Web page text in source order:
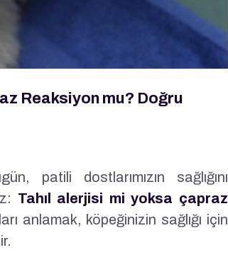
Reaksiyon mu? Doğru
patili dostlarımızın sağlığını
Tahıl alerjisi mi yoksa çapraz
anlamak, köpeğinizin sağlığı için